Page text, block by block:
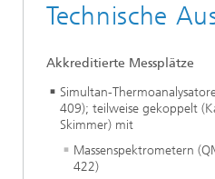
Technische
Akkreditierte Messplätze
Simultan-
409); teilweise gekoppelt
Skimmer) mit
Massenspektrometern
422)